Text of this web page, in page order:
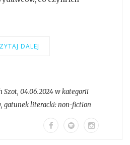
DALEJ
Szot, 04.06.2024 w kategorii
, gatunek literacki:non-fiction